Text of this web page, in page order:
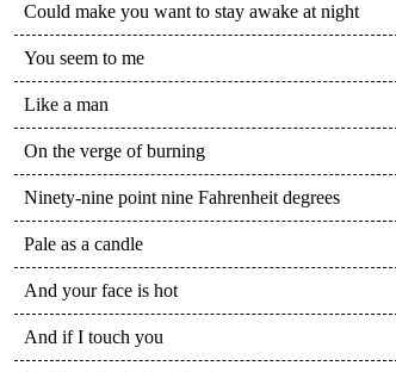
Could make you want to stay awake at night
You seem to me
Like a man
On the verge of burning
Ninety-nine point nine Fahrenheit degrees
Pale as a candle
And your face is hot
And if I touch you